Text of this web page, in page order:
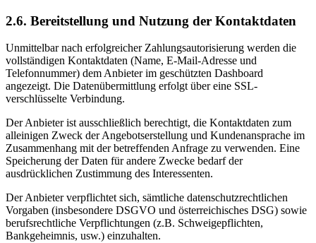
2.6. Bereitstellung und Nutzung der Kontaktdaten
Unmittelbar nach erfolgreicher Zahlungsautorisierung werden die
vollständigen Kontaktdaten (Name, E-Mail-Adresse und
Telefonnummer) dem Anbieter im geschützten Dashboard
angezeigt. Die Datenübermittlung erfolgt über eine SSL-
verschlüsselte Verbindung.
Der Anbieter ist ausschließlich berechtigt, die Kontaktdaten zum
alleinigen Zweck der Angebotserstellung und Kundenansprache im
Zusammenhang mit der betreffenden Anfrage zu verwenden. Eine
Speicherung der Daten für andere Zwecke bedarf der
ausdrücklichen Zustimmung des Interessenten.
Der Anbieter verpflichtet sich, sämtliche datenschutzrechtlichen
Vorgaben (insbesondere DSGVO und österreichisches DSG) sowie
berufsrechtliche Verpflichtungen (z.B. Schweigepflichten,
Bankgeheimnis, usw.) einzuhalten.